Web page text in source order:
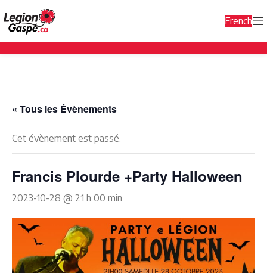
French
« Tous les Évènements
Cet évènement est passé.
Francis Plourde +Party Halloween
2023-10-28 @ 21 h 00 min